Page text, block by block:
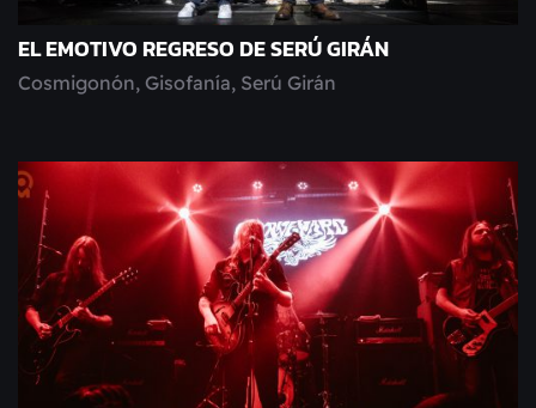
EL EMOTIVO REGRESO DE SERÚ GIRÁN
Cosmigonón, Gisofanía, Serú Girán